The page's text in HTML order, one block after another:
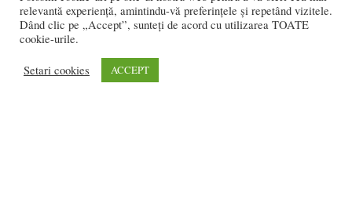
redactia@bistriteanul.ro
0722.480.707
relevantă experiență, amintindu-vă preferințele și repetând vizitele.
Dând clic pe „Accept”, sunteți de acord cu utilizarea TOATE
cookie-urile.
Setari cookies ACCEPT